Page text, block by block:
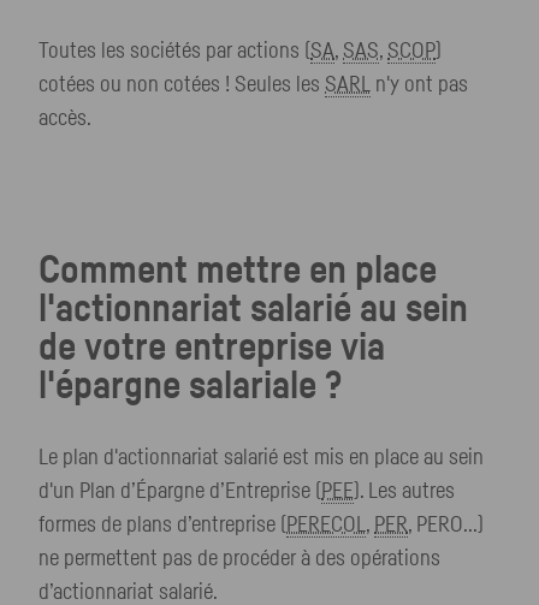
Toutes les sociétés par actions ( SA, SAS, SCOP
cotées ou non cotées ! Seules les SARL n'y ont pas
accès.
Comment mettre en place
l'actionnariat salarié au sein
de votre entreprise via
l'épargne salariale ?
Le plan d'actionnariat salarié est mis en place au sein
d'un Plan d’Épargne d’Entreprise (
PEE ). Les autres
formes de plans d’entreprise (
PERECOL, PER, PERO...)
ne permettent pas de procéder à des opérations
d’actionnariat salarié.